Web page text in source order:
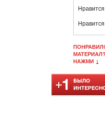
Нравится
Нравится
МАТЕРИАЛ?
НАЖМИ ↓